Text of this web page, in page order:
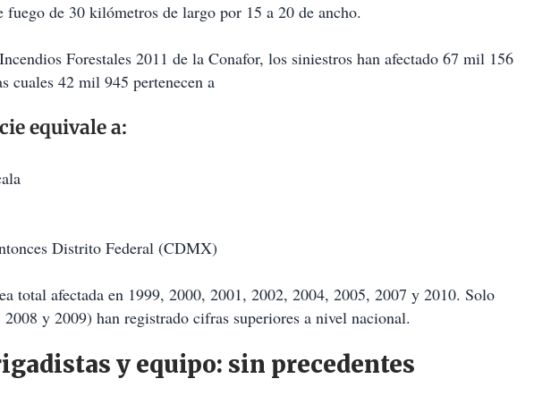
de 30 kilómetros de largo por 15 a 20 de ancho.
Forestales 2011 de la Conafor, los siniestros han afectado 67 mil 156
cuales 42 mil 945 pertenecen a
equivale a:
Distrito Federal (CDMX)
total afectada en 1999, 2000, 2001, 2002, 2004, 2005, 2007 y 2010. Solo
y 2009) han registrado cifras superiores a nivel nacional.
y equipo: sin precedentes